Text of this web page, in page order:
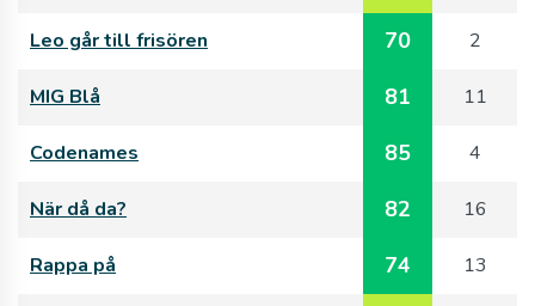
Leo går till frisören 70 2
MIG Blå 81 11
Codenames 85 4
När då da? 82 16
Rappa på 74 13